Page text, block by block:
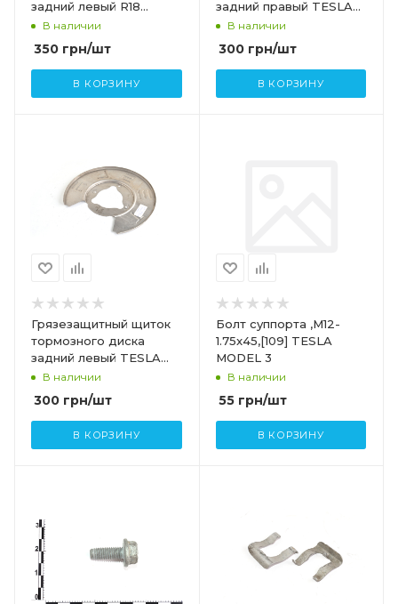
задний левый R18
TESLA MODEL 3
1044665-00-B
В наличии
350 грн/шт
В КОРЗИНУ
задний правый TESLA
MODEL 3 MODEL Y
1044666-00-C
В наличии
300грн/шт
В КОРЗИНУ
Грязезащитный щиток
тормозного диска
задний левый TESLA
MODEL 3 MODEL Y
1044665-00-C
В наличии
300 грн/шт
В КОРЗИНУ
Болт суппорта ,M12-
1.75x45,[109] TESLA
MODEL 3
В наличии
55грн/шт
В КОРЗИНУ